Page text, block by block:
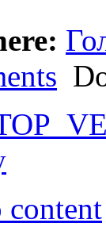
content